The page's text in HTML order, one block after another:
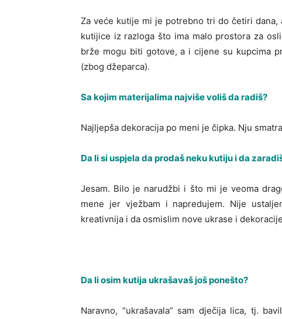
Za veće kutije mi je potrebno tri do četiri
kutijice iz razloga što ima malo prostora za
brže mogu biti gotove, a i cijene su kupcima
(zbog džeparca).
Sa kojim materijalima najviše voliš da radiš?
Najljepša dekoracija po meni je čipka. Nju
Da li si uspjela da prodaš neku kutiju i da
Jesam. Bilo je narudžbi i što mi je veoma
mene jer vježbam i napredujem. Nije
kreativnija i da osmislim nove ukrase i
Da li osim kutija ukrašavaš još ponešto?
Naravno, “ukrašavala” sam dječija lica, tj.